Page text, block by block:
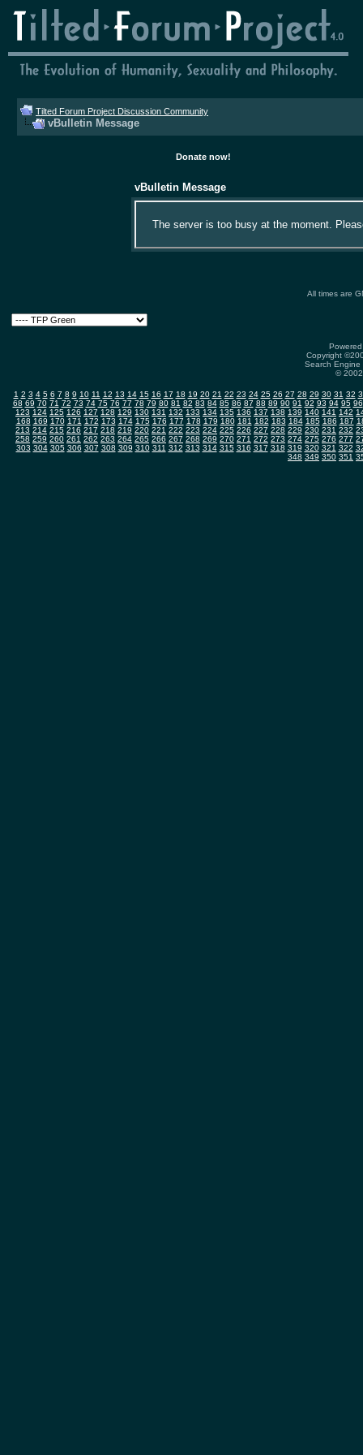
Tilted Forum Project Discussion Community
vBulletin Message
Donate now!
vBulletin Message
The server is too busy at the moment.
All times are
Copyright
Search
©
1 2 3 4 5 6 7 8 9 10 11 12 13 14 15 16 17 18 19 20 21 22 23 24 25 26 27 28 29 30 31 32
68 69 70 71 72 73 74 75 76 77 78 79 80 81 82 83 84 85 86 87 88 89 90 91 92 93 94 95 96
123 124 125 126 127 128 129 130 131 132 133 134 135 136 137 138 139 140 141 142
168 169 170 171 172 173 174 175 176 177 178 179 180 181 182 183 184 185 186 187
213 214 215 216 217 218 219 220 221 222 223 224 225 226 227 228 229 230 231 232
258 259 260 261 262 263 264 265 266 267 268 269 270 271 272 273 274 275 276 277
303 304 305 306 307 308 309 310 311 312 313 314 315 316 317 318 319 320 321 322
348 349 350 351